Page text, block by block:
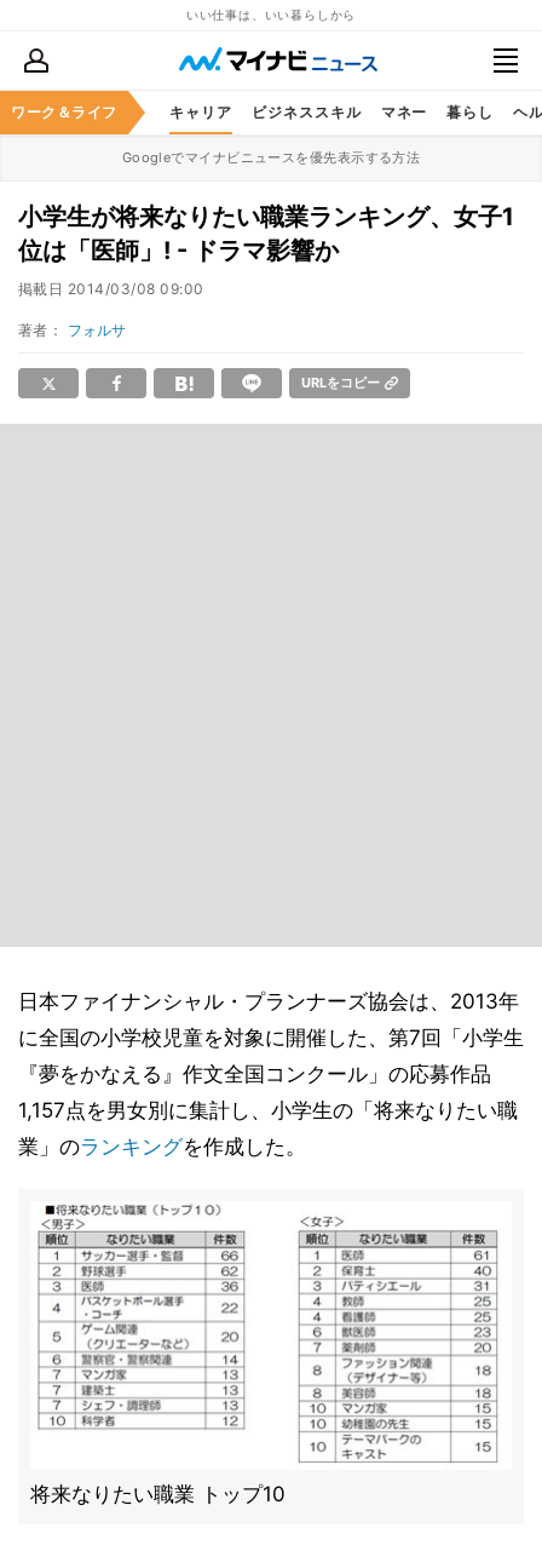
いい仕事は、いい暮らしから
ワーク＆ライフ キャリア ビジネススキル マネー 暮らし ヘ
Googleでマイナビニュースを優先表示する方法
小学生が将来なりたい職業ランキング、女子1
位は「医師」! - ドラマ影響か
掲載日 2014/03/08 09:00
著者： フォルサ
URLをコピー
日本ファイナンシャル・プランナーズ協会は、2013年
に全国の小学校児童を対象に開催した、第7回「小学生
『夢をかなえる』作文全国コンクール」の応募作品
1,157点を男女別に集計し、小学生の「将来なりたい職
業」のランキングを作成した。
将来なりたい職業 トップ10